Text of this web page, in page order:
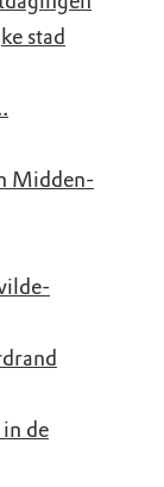
stad
Midden-
de